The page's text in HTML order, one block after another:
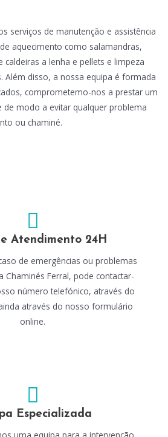
serviços de manutenção e assistência
aquecimento como salamandras,
caldeiras a lenha e pellets e limpeza
Além disso, a nossa equipa é formada
comprometemo-nos a prestar um
de modo a evitar qualquer problema
ou chaminé.
Atendimento 24H
de emergências ou problemas
Chaminés Ferral, pode contactar-
número telefónico, através do
através do nosso formulário
online.
Especializada